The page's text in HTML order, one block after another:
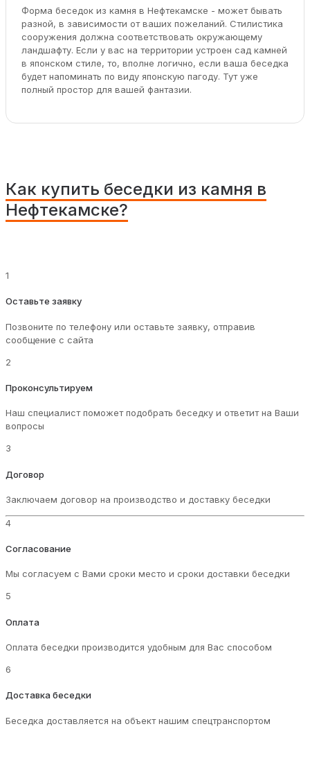
Форма беседок из камня в Нефтекамске - может бывать
разной, в зависимости от ваших пожеланий. Стилистика
сооружения должна соответствовать окружающему
ландшафту. Если у вас на территории устроен сад камней
в японском стиле, то, вполне логично, если ваша беседка
будет напоминать по виду японскую пагоду. Тут уже
полный простор для вашей фантазии.
Как купить беседки из камня в
Нефтекамске?
1
Оставьте заявку
Позвоните по телефону или оставьте заявку, отправив
сообщение с сайта
2
Проконсультируем
Наш специалист поможет подобрать беседку и ответит на Ваши
вопросы
3
Договор
Заключаем договор на производство и доставку беседки
4
Согласование
Мы согласуем с Вами сроки место и сроки доставки беседки
5
Оплата
Оплата беседки производится удобным для Вас способом
6
Доставка беседки
Беседка доставляется на объект нашим спецтранспортом